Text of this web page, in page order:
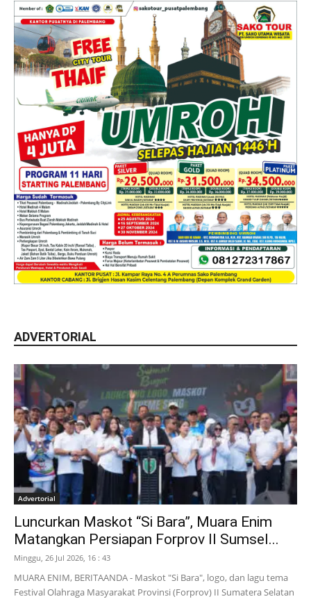
ADVERTORIAL
Advertorial
Luncurkan Maskot “Si Bara”, Muara Enim
Matangkan Persiapan Forprov II Sumsel...
Minggu, 26 Jul 2026, 16 : 43
MUARA ENIM, BERITAANDA - Maskot "Si Bara", logo, dan lagu tema
Festival Olahraga Masyarakat Provinsi (Forprov) II Sumatera Selatan